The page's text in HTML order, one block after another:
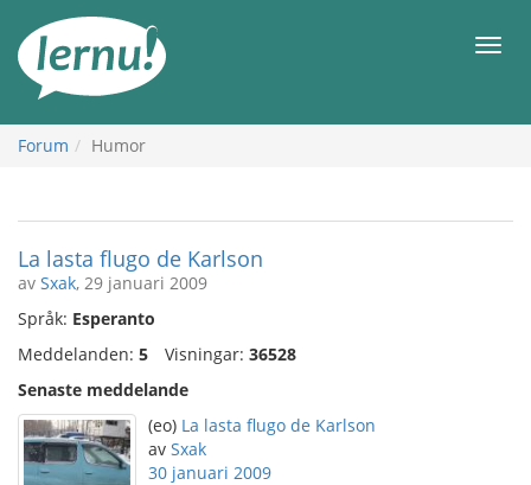
sidans
innehåll
Meny
Forum Humor
La lasta flugo de Karlson
av Sxak, 29 januari 2009
Språk: Esperanto
Meddelanden: 5 Visningar: 36528
Senaste meddelande
(eo) La lasta flugo de Karlson
av Sxak
30 januari 2009